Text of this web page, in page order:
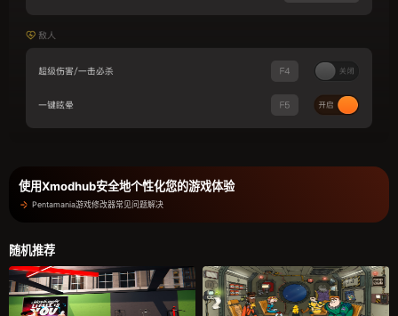
使用Xmodhub安全地个性化您的游戏体验
Pentamania游戏修改器常见问题解决
随机推荐